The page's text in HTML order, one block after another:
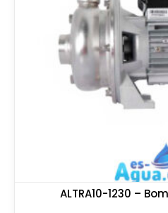
ALTRA10-1230 –